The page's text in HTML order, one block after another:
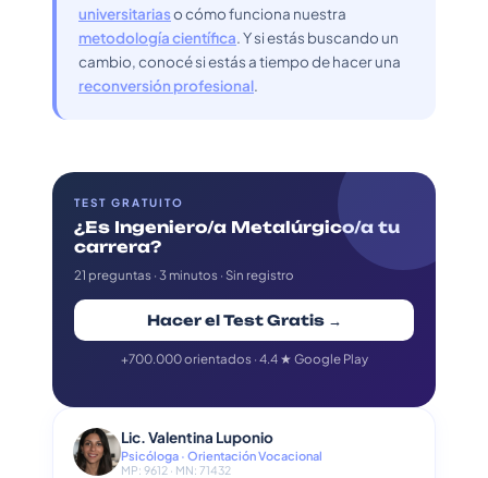
universitariaso cómo funciona nuestra
metodología científica. Y si estás buscando un
cambio, conocé si estás a tiempo de hacer una
reconversión profesional.
TEST GRATUITO
¿Es Ingeniero/a Metalúrgico/a tu
carrera?
21 preguntas · 3 minutos · Sin registro
Hacer el Test Gratis →
+700.000 orientados · 4.4 ★ Google Play
Lic. Valentina Luponio
Psicóloga · Orientación Vocacional
MP: 9612 · MN: 71432